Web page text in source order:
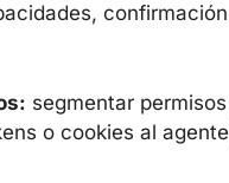
segmentar
o cookies al